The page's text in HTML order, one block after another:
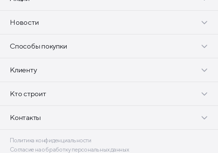
Новости
Способы покупки
Клиенту
Кто строит
Контакты
Политика конфиденциальности
Согласие на обработку персональных данных